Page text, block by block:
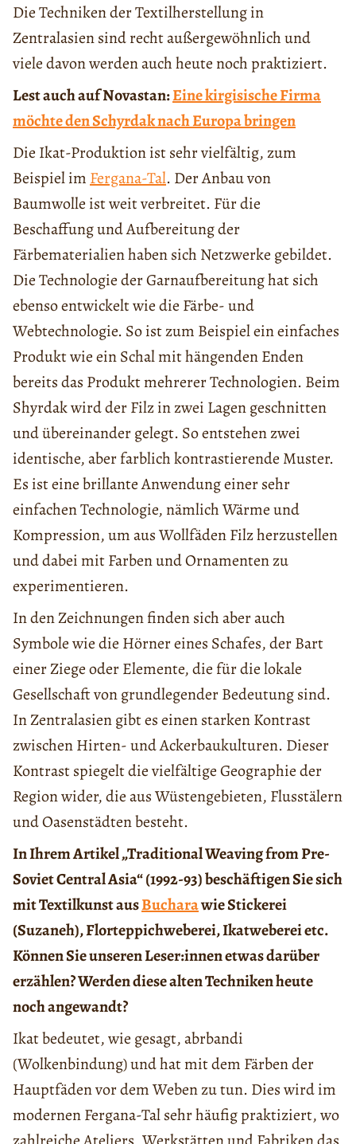
Die Techniken der Textilherstellung in
Zentralasien sind recht außergewöhnlich und
viele davon werden auch heute noch praktiziert.
Lest auch auf Novastan:Eine kirgisische Firma
möchte den Schyrdak nach Europa bringen
Die Ikat-Produktion ist sehr vielfältig, zum
Beispiel im Fergana-Tal. Der Anbau von
Baumwolle ist weit verbreitet. Für die
Beschaffung und Aufbereitung der
Färbematerialien haben sich Netzwerke gebildet.
Die Technologie der Garnaufbereitung hat sich
ebenso entwickelt wie die Färbe- und
Webtechnologie. So ist zum Beispiel ein einfaches
Produkt wie ein Schal mit hängenden Enden
bereits das Produkt mehrerer Technologien. Beim
Shyrdak wird der Filz in zwei Lagen geschnitten
und übereinander gelegt. So entstehen zwei
identische, aber farblich kontrastierende Muster.
Es ist eine brillante Anwendung einer sehr
einfachen Technologie, nämlich Wärme und
Kompression, um aus Wollfäden Filz herzustellen
und dabei mit Farben und Ornamenten zu
experimentieren.
In den Zeichnungen finden sich aber auch
Symbole wie die Hörner eines Schafes, der Bart
einer Ziege oder Elemente, die für die lokale
Gesellschaft von grundlegender Bedeutung sind.
In Zentralasien gibt es einen starken Kontrast
zwischen Hirten- und Ackerbaukulturen. Dieser
Kontrast spiegelt die vielfältige Geographie der
Region wider, die aus Wüstengebieten, Flusstälern
und Oasenstädten besteht.
In Ihrem Artikel „Traditional Weaving from Pre-
Soviet Central Asia“ (1992-93) beschäftigen Sie sich
mit Textilkunst ausBucharawie Stickerei
(Suzaneh), Florteppichweberei, Ikatweberei etc.
Können Sie unseren Leser:innen etwas darüber
erzählen? Werden diese alten Techniken heute
noch angewandt?
Ikat bedeutet, wie gesagt, abrbandi
(Wolkenbindung) und hat mit dem Färben der
Hauptfäden vor dem Weben zu tun. Dies wird im
modernen Fergana-Tal sehr häufig praktiziert, wo